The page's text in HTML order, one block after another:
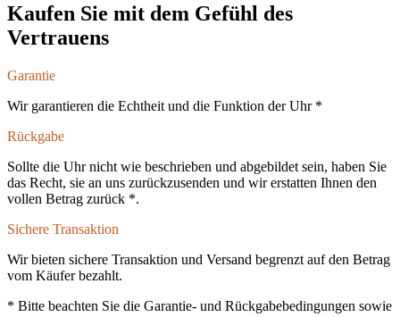
Kaufen Sie mit dem Gefühl des
Vertrauens
Garantie
Wir garantieren die Echtheit und die Funktion der Uhr *
Rückgabe
Sollte die Uhr nicht wie beschrieben und abgebildet sein, haben Sie
das Recht, sie an uns zurückzusenden und wir erstatten Ihnen den
vollen Betrag zurück *.
Sichere Transaktion
Wir bieten sichere Transaktion und Versand begrenzt auf den Betrag
vom Käufer bezahlt.
* Bitte beachten Sie die Garantie- und Rückgabebedingungen sowie